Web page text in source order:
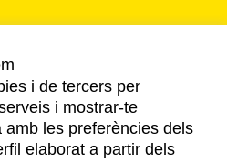
LEGAL
DE PRIVACITAT
i de tercers per
i mostrar-te
amb les preferències dels
elaborat a partir dels